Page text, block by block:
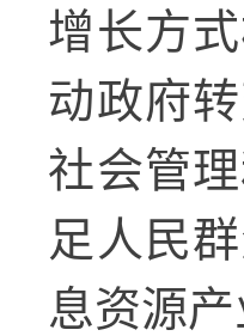
增长方
动政府
社会管
足人民
息资源